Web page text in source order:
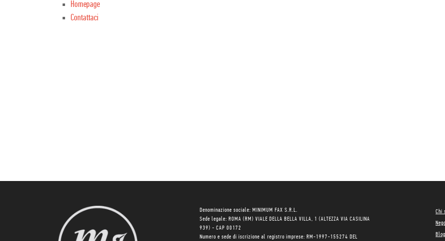
Homepage
Contattaci
Denominazione sociale: MINIMUM FAX S.R.L.
Sede legale: ROMA (RM) VIALE DELLA BELLA VILLA, 1 (ALTEZZA VIA CASILINA
939) - CAP 00172
Numero e sede di iscrizione al registro imprese: RM-1997-155274 DEL
Chi